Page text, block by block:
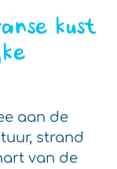
kust
aan de
strand
van de